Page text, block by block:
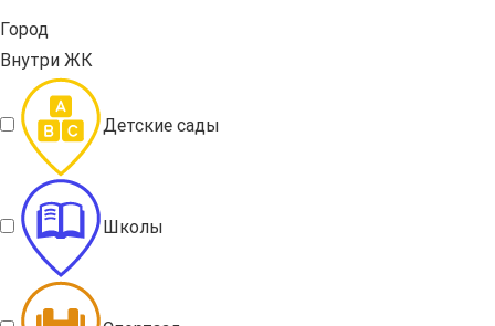
Город
Внутри ЖК
Детские сады
Школы